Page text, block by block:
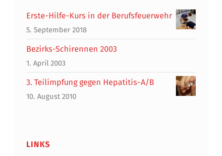
Erste-Hilfe-Kurs in der Berufsfeuerwehr
5. September 2018
Bezirks-Schirennen 2003
1. April 2003
3. Teilimpfung gegen Hepatitis-A/B
10. August 2010
LINKS